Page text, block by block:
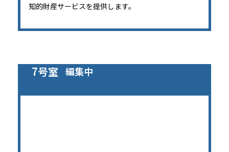
知的財産サービスを提供します。
7号室 編集中